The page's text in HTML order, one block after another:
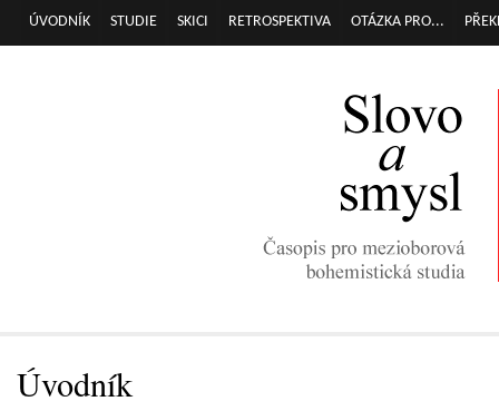
Hlavní menu
ÚVODNÍK STUDIE SKICI RETROSPEKTIVA OTÁZKA PRO...
Úvodník